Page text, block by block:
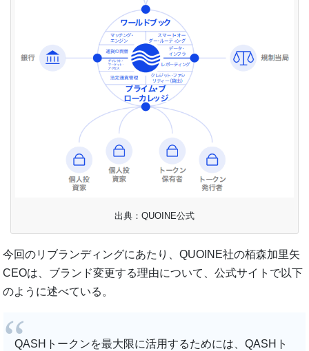
出典：QUOINE公式
今回のリブランディングにあたり、QUOINE社の栢森加里矢
CEOは、ブランド変更する理由について、公式サイトで以下
のように述べている。
QASHトークンを最大限に活用するためには、QASHト